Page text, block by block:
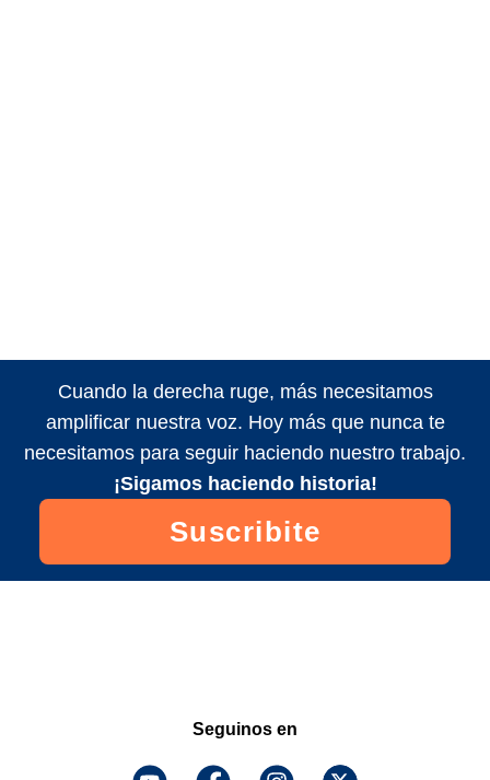
Cuando la derecha ruge, más necesitamos
amplificar nuestra voz. Hoy más que nunca te
necesitamos para seguir haciendo nuestro trabajo.
¡Sigamos haciendo historia!
Suscribite
Seguinos en